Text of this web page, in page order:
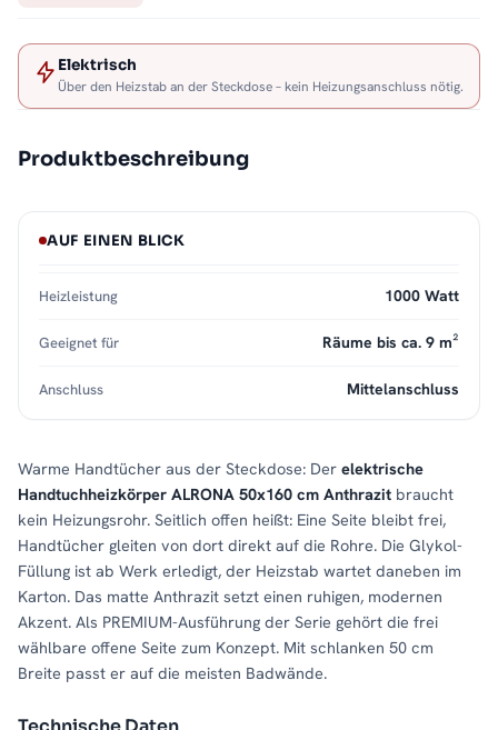
Elektrisch
Über den Heizstab an der Steckdose – kein Heizungsanschluss nötig.
Produktbeschreibung
Warme Handtücher aus der Steckdose: Der elektrische
Handtuchheizkörper ALRONA 50x160 cm Anthrazit braucht
kein Heizungsrohr. Seitlich offen heißt: Eine Seite bleibt frei,
Handtücher gleiten von dort direkt auf die Rohre. Die Glykol-
Füllung ist ab Werk erledigt, der Heizstab wartet daneben im
Karton. Das matte Anthrazit setzt einen ruhigen, modernen
Akzent. Als PREMIUM-Ausführung der Serie gehört die frei
wählbare offene Seite zum Konzept. Mit schlanken 50 cm
Breite passt er auf die meisten Badwände.
AUF EINEN BLICK
Heizleistung 1000 Watt
Geeignet für Räume bis ca. 9 m²
Anschluss Mittelanschluss